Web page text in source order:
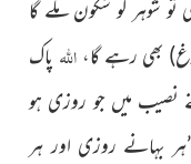
شوہر کو سُکون ملے گا
بھی رہے گا، اللہ پاک
نصیب میں جو روزی ہو
بہانے روزی اور ہر